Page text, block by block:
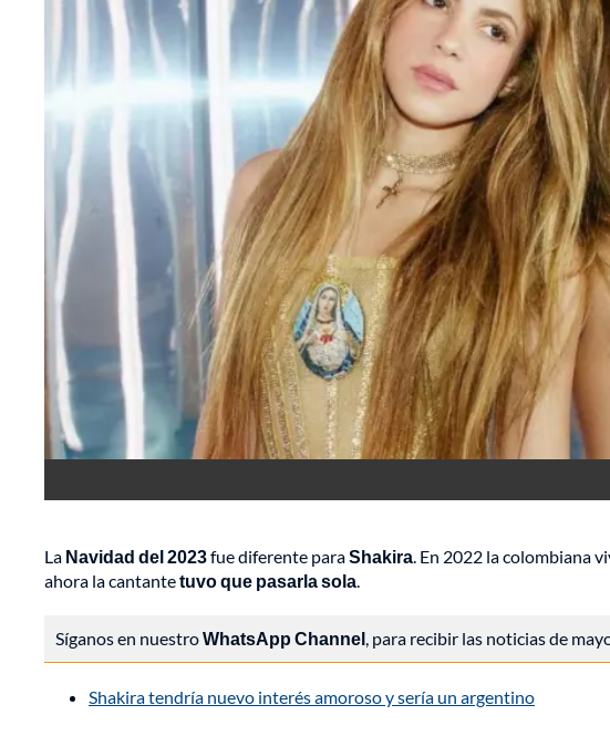
La Navidad del 2023fue diferente paraShakira. En 2022 la colombiana
ahora la cantantetuvo que pasarla sola.
Síganos en nuestroWhatsApp Channel, para recibir las noticias de
Shakira tendría nuevo interés amoroso y sería un argentino